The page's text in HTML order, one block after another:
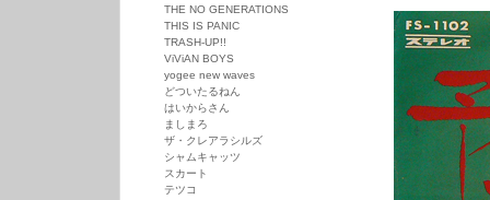
THE NO GENERATIONS
THIS IS PANIC
TRASH-UP!!
ViViAN BOYS
yogee new waves
どついたるねん
はいからさん
ましまろ
ザ・クレアラシルズ
シャムキャッツ
スカート
テツコ